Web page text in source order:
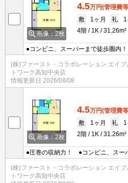
画像：2枚
4.5万円(管理費
敷
1ヶ月 礼
1
4階
1K 31.26m²
●コンビニ、スーパーまで徒歩圏内
件です☆ ●エアコン1台あり
(株)ファースト・コラボレーション エイブ
トワーク高知中央店
情報更新日 2026/08/08
画像：2枚
4.5万円(管理費
敷
1ヶ月 礼
1
2階
1K 31.26m²
●圧巻の収納力！ ●コンビニ、スー
件です☆ ●エアコン付き
(株)ファースト・コラボレーション エイブ
トワーク高知中央店